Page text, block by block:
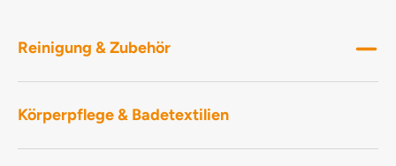
POLYGLUCOSE PARFUM Ätherische Öle
LIMONENE METHYLGLYCINE DIACETIC ACID
BETAINE Methoxymethylbutanol POTASSIUM
LINALOOL D,L-alpha-Pinen MYRISTYL ALCOHOL
Reinigung & Zubehör
Körperpflege & Badetextilien